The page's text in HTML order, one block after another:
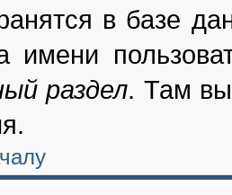
в базе
имени
раздел. Там вы